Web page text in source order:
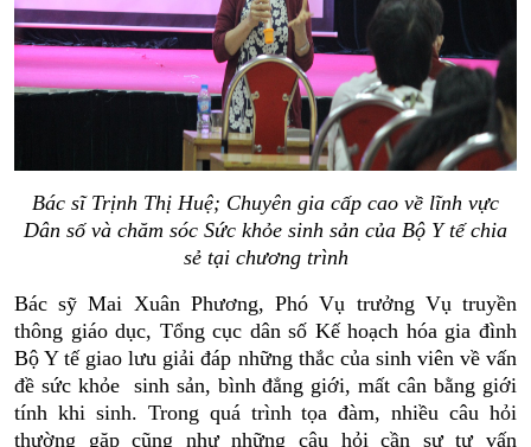
Bác sĩ Trịnh Thị Huệ; Chuyên gia cấp cao về lĩnh vực
Dân số và chăm sóc Sức khỏe sinh sản của Bộ Y tế chia
sẻ tại chương trình
Bác sỹ Mai Xuân Phương, Phó Vụ trưởng Vụ truyền
thông giáo dục, Tổng cục dân số Kế hoạch hóa gia đình
Bộ Y tế giao lưu giải đáp những thắc của sinh viên về vấn
đề sức khỏe sinh sản, bình đẳng giới, mất cân bằng giới
tính khi sinh. Trong quá trình tọa đàm, nhiều câu hỏi
thường gặp cũng như những câu hỏi cần sự tư vấn